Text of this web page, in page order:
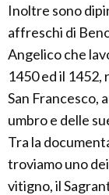
Inoltre sono
affreschi di
Angelico che
1450 ed il 1452,
San Francesco,
umbro e delle
Tra la
troviamo uno
vitigno, il